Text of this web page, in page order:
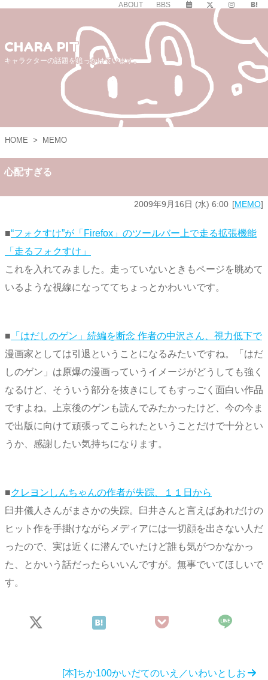
ABOUT BBS
CHARA PIT
キャラクターの話題を追っかけています。
HOME > MEMO
心配すぎる
2009年9月16日 (水) 6:00 MEMO
■“フォクすけ”が「Firefox」のツールバー上で走る拡張機能
「走るフォクすけ」
これを入れてみました。走っていないときもページを眺めて
いるような視線になっててちょっとかわいいです。
■ 「はだしのゲン」続編を断念 作者の中沢さん、視力低下で
漫画家としては引退ということになるみたいですね。「はだ
しのゲン」は原爆の漫画っていうイメージがどうしても強く
なるけど、そういう部分を抜きにしてもすっごく面白い作品
ですよね。上京後のゲンも読んでみたかったけど、今の今ま
で出版に向けて頑張ってこられたということだけで十分とい
うか、感謝したい気持ちになります。
■クレヨンしんちゃんの作者が失踪、１１日から
臼井儀人さんがまさかの失踪。臼井さんと言えばあれだけの
ヒット作を手掛けながらメディアには一切顔を出さない人だ
ったので、実は近くに潜んでいたけど誰も気がつかなかっ
た、とかいう話だったらいいんですが。無事でいてほしいで
す。
[本]ちか100かいだてのいえ／いわいとしお